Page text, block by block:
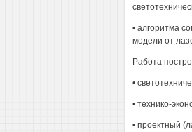
• алгоритма
модели от
Работа
•
• технико-
• проектный